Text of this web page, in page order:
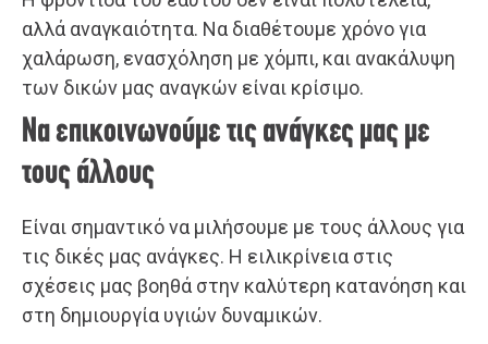
αλλά αναγκαιότητα. Να διαθέτουμε χρόνο για
χαλάρωση, ενασχόληση με χόμπι, και ανακάλυψη
των δικών μας αναγκών είναι κρίσιμο.
Να επικοινωνούμε τις ανάγκες μας με
τους άλλους
Είναι σημαντικό να μιλήσουμε με τους άλλους για
τις δικές μας ανάγκες. Η ειλικρίνεια στις
σχέσεις μας βοηθά στην καλύτερη κατανόηση και
στη δημιουργία υγιών δυναμικών.